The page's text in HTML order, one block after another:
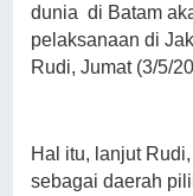
dunia di Batam
pelaksanaan di
Rudi, Jumat (3/5/
Hal itu, lanjut
sebagai daerah